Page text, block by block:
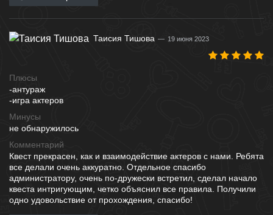
Таисия Тишова 19 июня 2023
Плюсы
-антураж
-игра актеров
Минусы
не обнаружилось
Комментарий
Квест прекрасен, как и взаимодействие актеров с нами. Ребята
все делали очень аккуратно. Отдельное спасибо
администратору, очень по-дружески встретил, сделал начало
квеста интригующим, четко объяснил все правила. Получили
одно удовольствие от прохождения, спасибо!